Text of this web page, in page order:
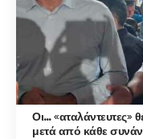
Οι… «αταλάντευτες»
μετά από κάθε